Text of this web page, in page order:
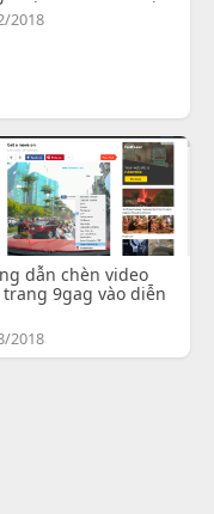
2018
dẫn chèn video
9gag vào diễn
2018